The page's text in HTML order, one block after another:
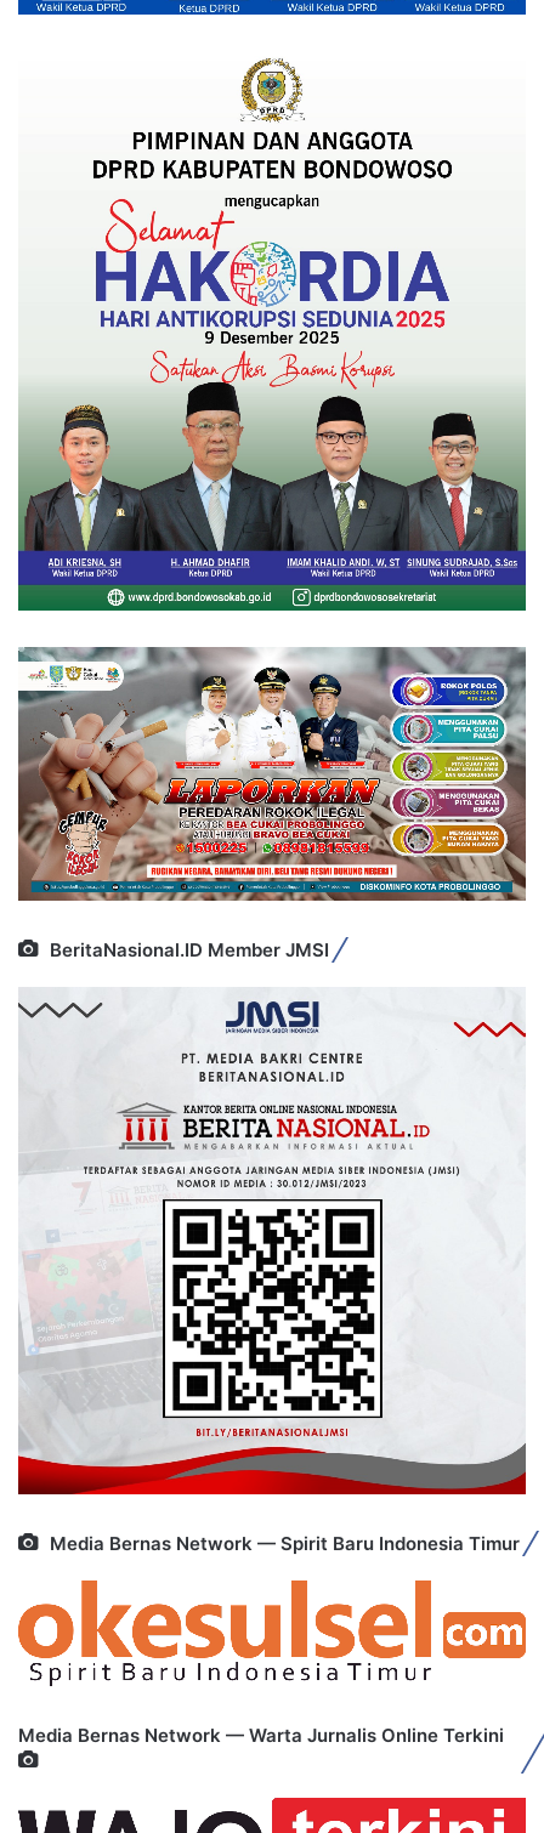
BeritaNasional.ID Member JMSI
Media Bernas Network — Spirit Baru Indonesia Timur
Media Bernas Network — Warta Jurnalis Online Terkini